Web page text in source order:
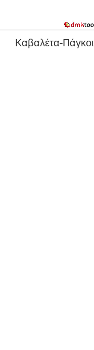
Καβαλέτα-Πάγκοι